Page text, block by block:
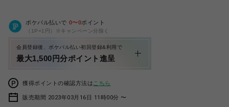
ポケパル払いで 0〜0ポイント
（1P=1円）※キャンペーン分除く
会員登録後、ポケパル払い初回登録&利用で
最大1,500円分ポイント進呈
獲得ポイントの確認方法は こちら
販売期間 2023年03月16日 11時00分 〜